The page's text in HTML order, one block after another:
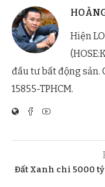
Hiện
đầu tư bất động sản.
15855-TPHCM.
Đất Xanh chi 5000 tỷ